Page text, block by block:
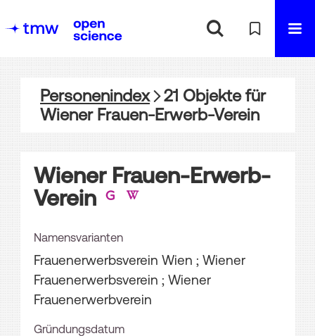
Personenindex 21 Objektefür
Wiener Frauen-Erwerb-Verein
Wiener Frauen-Erwerb-
Verein
Namensvarianten
Frauenerwerbsverein Wien ; Wiener
Frauenerwerbsverein ; Wiener
Frauenerwerbverein
Gründungsdatum